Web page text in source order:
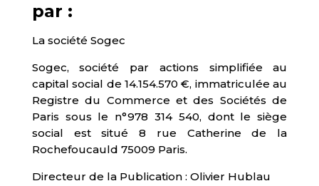
par :
La société Sogec
Sogec, société par actions simplifiée au
capital social de 14.154.570 €, immatriculée au
Registre du Commerce et des Sociétés de
Paris sous le n°978 314 540, dont le siège
social est situé 8 rue Catherine de la
Rochefoucauld 75009 Paris.
Directeur de la Publication : Olivier Hublau